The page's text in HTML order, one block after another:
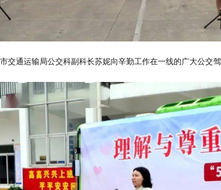
市交通运输局公交科副科长苏妮向辛勤工作在一线的广大公交